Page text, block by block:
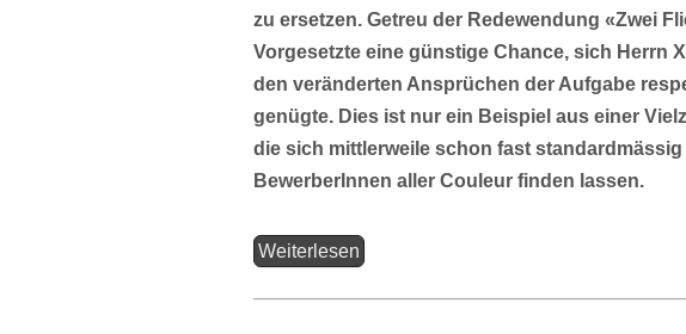
zu ersetzen. Getreu der Redewendung «Zwei
Vorgesetzte eine günstige Chance, sich Herrn
den veränderten Ansprüchen der Aufgabe
genügte. Dies ist nur ein Beispiel aus einer
die sich mittlerweile schon fast
BewerberInnen aller Couleur finden lassen.
Weiterlesen